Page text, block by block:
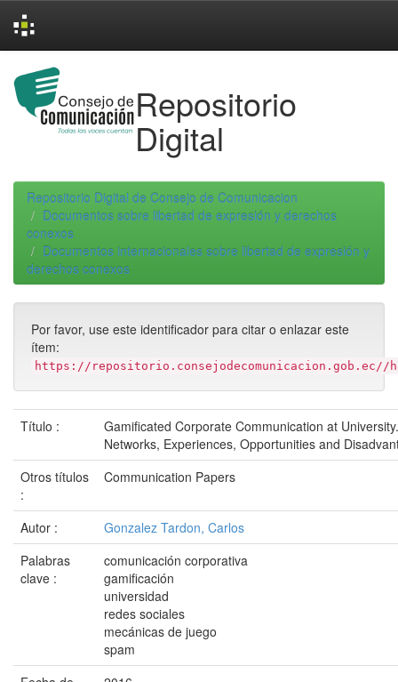
navigation
Repositorio
Digital
Repositorio Digital de Consejo de Comunicacion
Documentos sobre libertad de expresión y derechos
conexos
Documentos internacionales sobre libertad de expresión y
derechos conexos
Por favor, use este identificador para citar o enlazar este
ítem:
https://repositorio.consejodecomunicacion.gob.ec//
Título :
Gamificated Corporate Communication at
Networks, Experiences, Opportunities and
Otros títulos
:
Communication Papers
Autor :
Gonzalez Tardon, Carlos
Palabras
clave :
comunicación corporativa
gamificación
universidad
redes sociales
mecánicas de juego
spam